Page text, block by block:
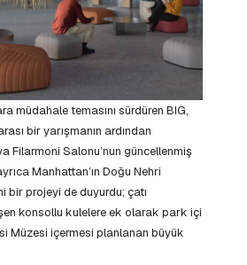
müdahale temasını sürdüren BIG,
bir yarışmanın ardından
Filarmoni Salonu’nun güncellenmiş
Manhattan’ın Doğu Nehri
bir projeyi de duyurdu; çatı
konsollu kulelere ek olarak park içi
Müzesi içermesi planlanan büyük